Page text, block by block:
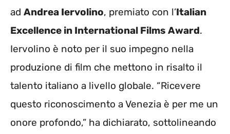
ad Andrea Iervolino, premiato con l’Italian
Excellence in International Films Award.
Iervolino è noto per il suo impegno nella
produzione di film che mettono in risalto il
talento italiano a livello globale. “Ricevere
questo riconoscimento a Venezia è per me un
onore profondo,” ha dichiarato, sottolineando